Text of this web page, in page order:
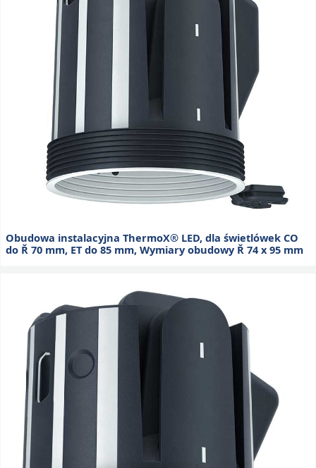
Obudowa instalacyjna ThermoX® LED, dla świetlówek CO
do Ř 70 mm, ET do 85 mm, Wymiary obudowy Ř 74 x 95 mm